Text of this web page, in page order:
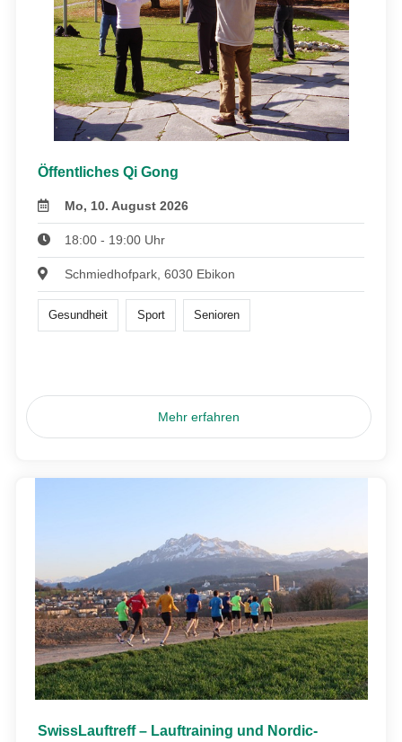
Öffentliches Qi Gong
Mo, 10. August 2026
18:00 - 19:00 Uhr
Schmiedhofpark, 6030 Ebikon
Gesundheit Sport Senioren
Mehr erfahren
SwissLauftreff – Lauftraining und Nordic-